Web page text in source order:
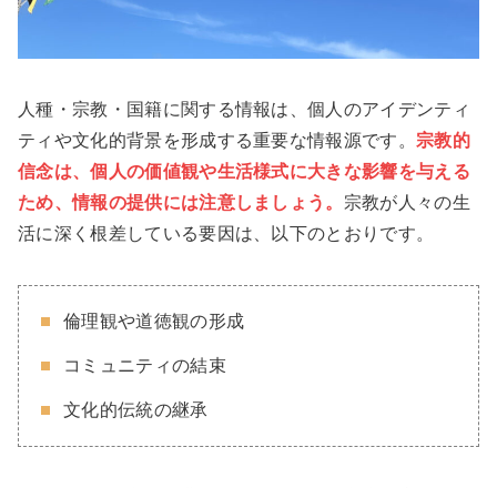
人種・宗教・国籍に関する情報は、個人のアイデンティ
ティや文化的背景を形成する重要な情報源です。 宗教的
信念は、個人の価値観や生活様式に大きな影響を与える
ため、情報の提供には注意しましょう。 宗教が人々の生
活に深く根差している要因は、以下のとおりです。
倫理観や道徳観の形成
コミュニティの結束
文化的伝統の継承